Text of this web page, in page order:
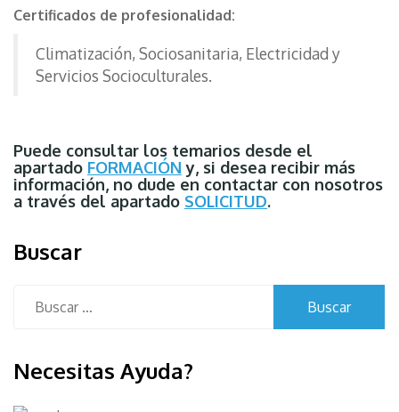
Certificados de profesionalidad:
Climatización, Sociosanitaria, Electricidad y
Servicios Socioculturales.
Puede consultar los temarios desde el
apartado FORMACIÓN y, si desea recibir más
información, no dude en contactar con nosotros
a través del apartado SOLICITUD.
Buscar
Necesitas Ayuda?